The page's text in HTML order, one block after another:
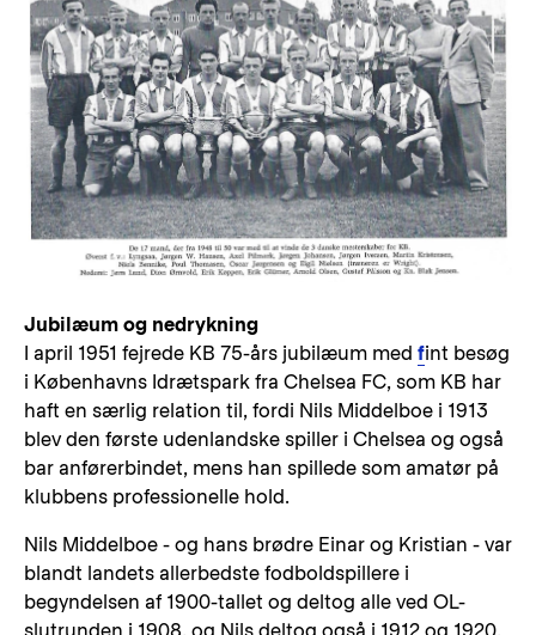
Jubilæum og nedrykning
I april 1951 fejrede KB 75-års jubilæum med fint besøg
i Københavns Idrætspark fra Chelsea FC, som KB har
haft en særlig relation til, fordi Nils Middelboe i 1913
blev den første udenlandske spiller i Chelsea og også
bar anførerbindet, mens han spillede som amatør på
klubbens professionelle hold.
Nils Middelboe - og hans brødre Einar og Kristian - var
blandt landets allerbedste fodboldspillere i
begyndelsen af 1900-tallet og deltog alle ved OL-